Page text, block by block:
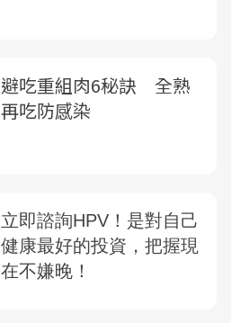
避吃重組肉6秘訣 全熟
再吃防感染